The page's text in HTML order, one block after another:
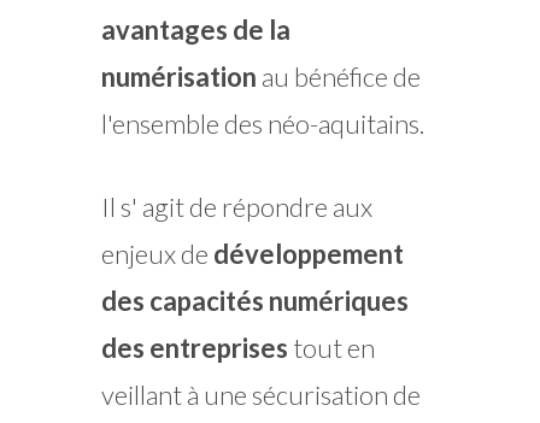
avantages de la
numérisation au bénéfice de
l'ensemble des néo-aquitains.
Il s' agit de répondre aux
enjeux de développement
des capacités numériques
des entreprises tout en
veillant à une sécurisation de